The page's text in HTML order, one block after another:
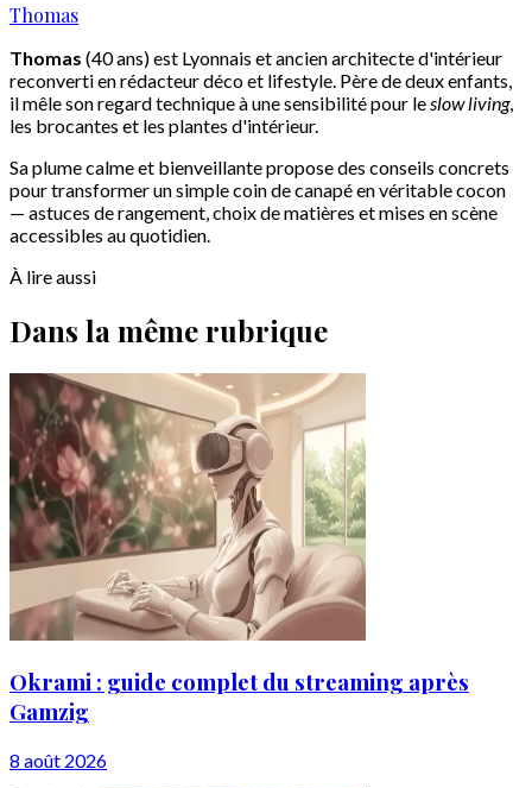
Thomas
Thomas (40 ans) est Lyonnais et ancien architecte d'intérieur
reconverti en rédacteur déco et lifestyle. Père de deux enfants,
il mêle son regard technique à une sensibilité pour leslow living,
les brocantes et les plantes d'intérieur.
Sa plume calme et bienveillante propose des conseils concrets
pour transformer un simple coin de canapé en véritable cocon
— astuces de rangement, choix de matières et mises en scène
accessibles au quotidien.
À lire aussi
Dans la même rubrique
Okrami : guide complet du streaming après
Gamzig
8 août 2026